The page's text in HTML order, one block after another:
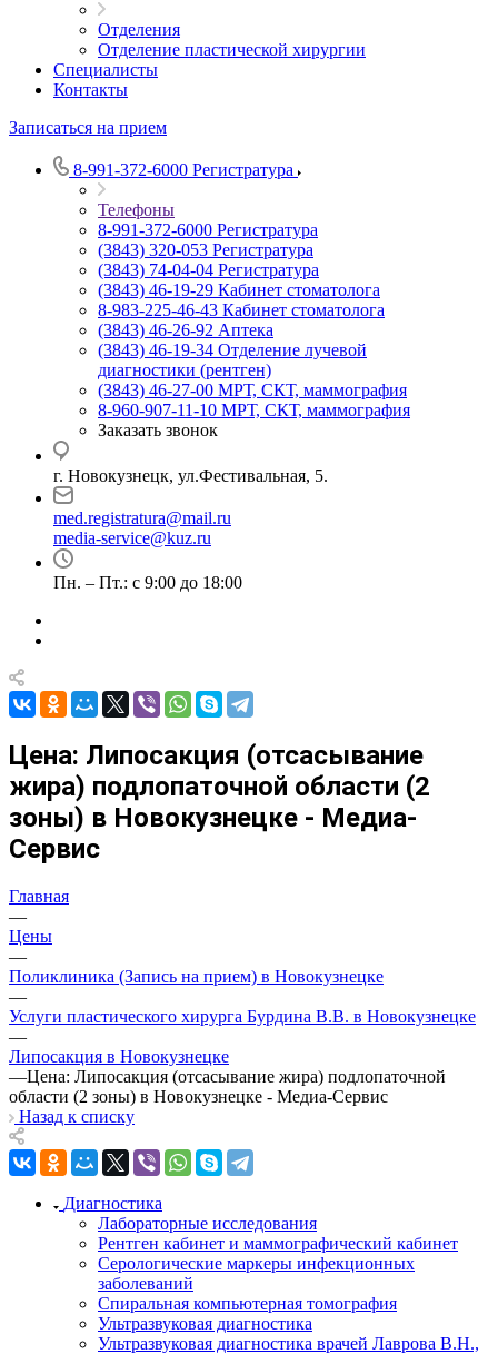
Отделения
Отделение пластической хирургии
Специалисты
Контакты
Записаться на прием
8-991-372-6000 Регистратура
Телефоны
8-991-372-6000 Регистратура
(3843) 320-053 Регистратура
(3843) 74-04-04 Регистратура
(3843) 46-19-29 Кабинет стоматолога
8-983-225-46-43 Кабинет стоматолога
(3843) 46-26-92 Аптека
(3843) 46-19-34 Отделение лучевой
диагностики (рентген)
(3843) 46-27-00 МРТ, СКТ, маммография
8-960-907-11-10 МРТ, СКТ, маммография
Заказать звонок
г. Новокузнецк, ул.Фестивальная, 5.
med.registratura@mail.ru
media-service@kuz.ru
Пн. – Пт.: с 9:00 до 18:00
Цена: Липосакция (отсасывание
жира) подлопаточной области (2
зоны) в Новокузнецке - Медиа-
Сервис
Главная
—
Цены
—
Поликлиника (Запись на прием) в Новокузнецке
—
Услуги пластического хирурга Бурдина В.В. в Новокузнецке
—
Липосакция в Новокузнецке
—Цена: Липосакция (отсасывание жира) подлопаточной
области (2 зоны) в Новокузнецке - Медиа-Сервис
Назад к списку
Диагностика
Лабораторные исследования
Рентген кабинет и маммографический кабинет
Серологические маркеры инфекционных
заболеваний
Спиральная компьютерная томография
Ультразвуковая диагностика
Ультразвуковая диагностика врачей Лаврова В.Н.,